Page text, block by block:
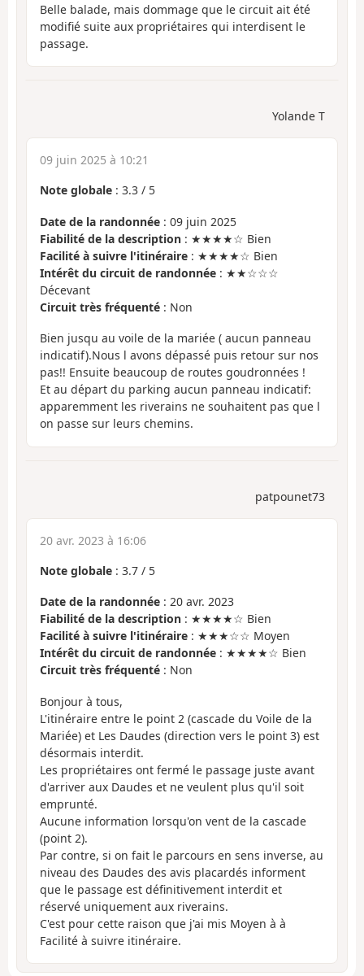
Belle balade, mais dommage que le circuit ait été
modifié suite aux propriétaires qui interdisent le
passage.
Yolande T
09 juin 2025 à 10:21
Note globale : 3.3 / 5
Date de la randonnée : 09 juin 2025
Fiabilité de la description : ★★★★☆ Bien
Facilité à suivre l'itinéraire : ★★★★☆ Bien
Intérêt du circuit de randonnée : ★★☆☆☆
Décevant
Circuit très fréquenté : Non
Bien jusqu au voile de la mariée ( aucun panneau
indicatif).Nous l avons dépassé puis retour sur nos
pas!! Ensuite beaucoup de routes goudronnées !
Et au départ du parking aucun panneau indicatif:
apparemment les riverains ne souhaitent pas que l
on passe sur leurs chemins.
patpounet73
20 avr. 2023 à 16:06
Note globale : 3.7 / 5
Date de la randonnée : 20 avr. 2023
Fiabilité de la description : ★★★★☆ Bien
Facilité à suivre l'itinéraire : ★★★☆☆ Moyen
Intérêt du circuit de randonnée : ★★★★☆ Bien
Circuit très fréquenté : Non
Bonjour à tous,
L'itinéraire entre le point 2 (cascade du Voile de la
Mariée) et Les Daudes (direction vers le point 3) est
désormais interdit.
Les propriétaires ont fermé le passage juste avant
d'arriver aux Daudes et ne veulent plus qu'il soit
emprunté.
Aucune information lorsqu'on vent de la cascade
(point 2).
Par contre, si on fait le parcours en sens inverse, au
niveau des Daudes des avis placardés informent
que le passage est définitivement interdit et
réservé uniquement aux riverains.
C'est pour cette raison que j'ai mis Moyen à à
Facilité à suivre itinéraire.